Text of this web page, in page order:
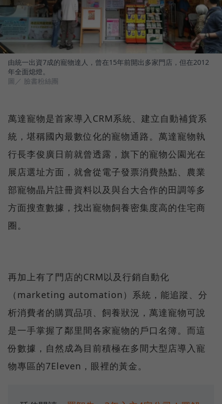
由統一出資7成的寵物達人，曾在15年前開出多家門店，但在2012
年全面熄燈。
圖／ 臉書粉絲團
萬達寵物是首家導入CRM系統、建立自動補貨系
統，堪稱國內最數位化的寵物通路。萬達寵物執
行長李俊廣日前就曾透露，旗下的寵物公園光在
展店選址方面，就會從電子發票消費熱點、農業
部寵物晶片註冊資料以及與台大合作的田調等多
方面搜查數據，找出寵物飼養密集度高的住宅商
圈。
再加上有了門店的CRM以及行銷自動化
（marketing automation）系統，能追蹤、分
析消費者的購買品項、飼養狀況，萬達寵物可說
是一手掌握了鄰里間各家寵物的戶口名簿。而這
份數據，自然成為目前積極在多間大型店導入寵
物專區的7Eleven，眼裡的黃金。